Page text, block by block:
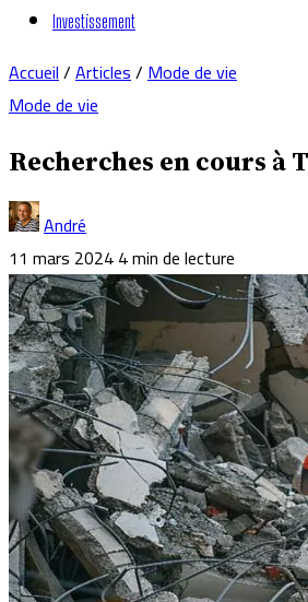
Investissement
Accueil/Articles/Mode de vie
Mode de vie
Recherches en cours à
André
11 mars 20244 min de lecture